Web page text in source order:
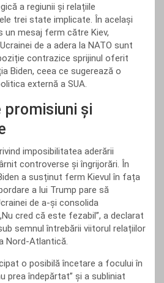
a regiunii și relațiile
trei state implicate. În același
un mesaj ferm către Kiev,
de a adera la NATO sunt
contrazice sprijinul oferit
Biden, ceea ce sugerează o
externă a SUA.
promisiuni și
imposibilitatea aderării
controverse și îngrijorări. În
a susținut ferm Kievul în fața
a lui Trump pare să
de a-și consolida
cred că este fezabil”, a declarat
semnul întrebării viitorul relațiilor
Nord-Atlantică.
o posibilă încetare a focului în
prea îndepărtat” și a subliniat